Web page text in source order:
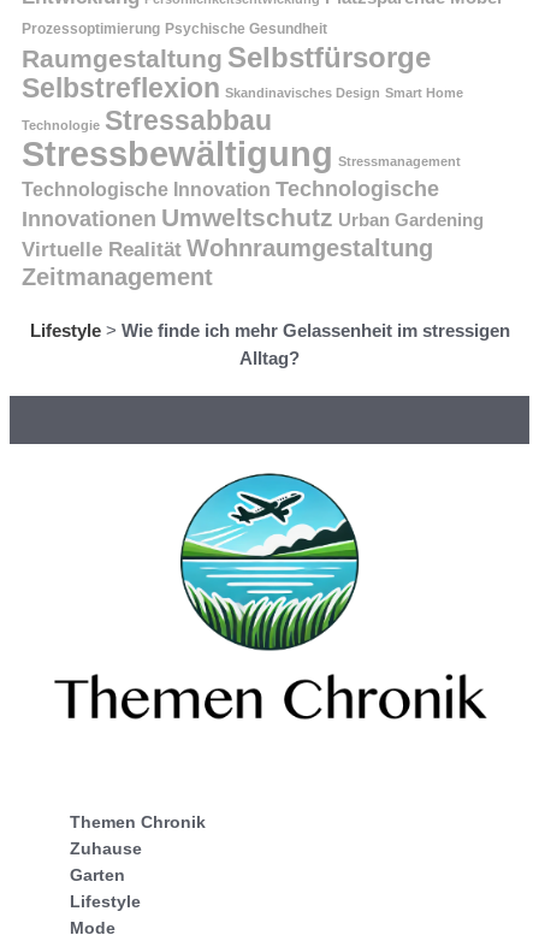
Prozessoptimierung Psychische Gesundheit
Raumgestaltung Selbstfürsorge
Selbstreflexion Skandinavisches Design Smart Home
Technologie Stressabbau
Stressbewältigung Stressmanagement
Technologische Innovation Technologische
Innovationen Umweltschutz Urban Gardening
Virtuelle Realität Wohnraumgestaltung
Zeitmanagement
Lifestyle> Wie finde ich mehr Gelassenheit im stressigen
Alltag?
Themen Chronik
Zuhause
Garten
Lifestyle
Mode